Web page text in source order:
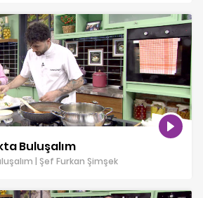
Buluşalım
| Şef Furkan Şimşek